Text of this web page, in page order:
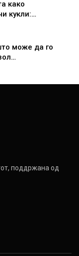
како
кукли:…
може да го
поддржана од